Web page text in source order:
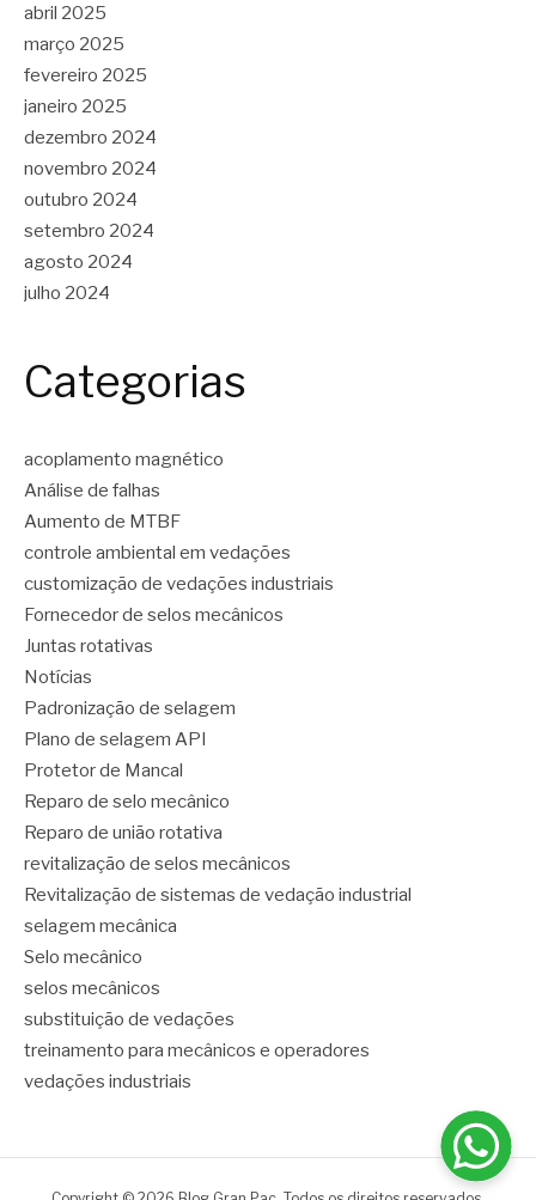
abril 2025
março 2025
fevereiro 2025
janeiro 2025
dezembro 2024
novembro 2024
outubro 2024
setembro 2024
agosto 2024
julho 2024
Categorias
acoplamento magnético
Análise de falhas
Aumento de MTBF
controle ambiental em vedações
customização de vedações industriais
Fornecedor de selos mecânicos
Juntas rotativas
Notícias
Padronização de selagem
Plano de selagem API
Protetor de Mancal
Reparo de selo mecânico
Reparo de união rotativa
revitalização de selos mecânicos
Revitalização de sistemas de vedação industrial
selagem mecânica
Selo mecânico
selos mecânicos
substituição de vedações
treinamento para mecânicos e operadores
vedações industriais